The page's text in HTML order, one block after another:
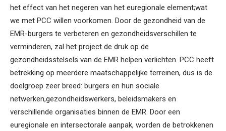
het effect van het negeren van het euregionale element;wat
we met PCC willen voorkomen. Door de gezondheid van de
EMR-burgers te verbeteren en gezondheidsverschillen te
verminderen, zal het project de druk op de
gezondheidsstelsels van de EMR helpen verlichten. PCC heeft
betrekking op meerdere maatschappelijke terreinen, dus is de
doelgroep zeer breed: burgers en hun sociale
netwerken,gezondheidswerkers, beleidsmakers en
verschillende organisaties binnen de EMR. Door een
euregionale en intersectorale aanpak, worden de betrokkenen